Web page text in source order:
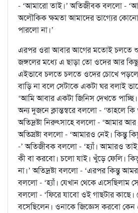
- ‘আমারো তাই।’ অতিজীবক বললো -
অলৌকিক ক্ষমতা আমাদের ভাগ্যের
পারলো না।’
এরপর ওরা আবার আগের মতোই চলতে
জঙ্গলের মধ্যে এ ছাড়া তো ওদের আর
এইভাবে চলতে চলতে ওদের চোখে
বাড়ি না বলে সেটাকে একটা ঘর বলাই
‘আমি আবার একটা জিনিস দেখতে পাচ্ছি।
অন্য দুজনে ক্লান্তস্বরে বললো - ‘তাহলে
অতিদ্রষ্টা নিরুৎসাহে বললো - ‘আমার
অতিস্রষ্টা বললো - ‘আমারও নেই। কিন্তু
-’ অতিজীবক বললো - ‘হ্যাঁ। আমারও
কী বা করবো। চলো যাই। খুঁড়ে ফেলি।
না।’ অতিদ্রষ্টা বললো - ‘এরপর কিন্তু
বললো - ‘হ্যাঁ। যেখান থেকে এসেছিলাম
বললো - ‘ফিরে যাবো ওই গাছটার কাছে।
বসেছিলেন। ওনাকে জিজ্ঞেস করবো